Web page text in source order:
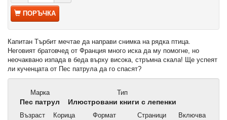
ПОРЪЧКА
Капитан Търбит мечтае да направи снимка на рядка птица.
Неговият братовчед от Франция много иска да му помогне, но
неочаквано изпада в беда върху висока, стръмна скала! Ще успеят
ли кученцата от Пес патрула да го спасят?
Марка
Пес патрул
Тип
Илюстровани книги с лепенки
Възраст
Корица
Формат
Страници
Включва